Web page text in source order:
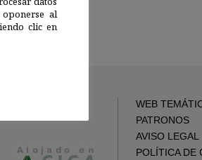
WEB
PATRONOS
AVISO LEGAL
POLÍTICA DE
al
clic en